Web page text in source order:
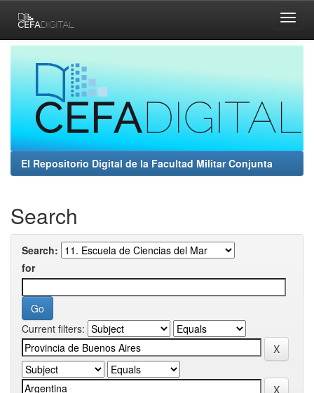
navigation
El Repositorio Digital de la Facultad Militar Conjunta
Search
Search:
for
Current filters: